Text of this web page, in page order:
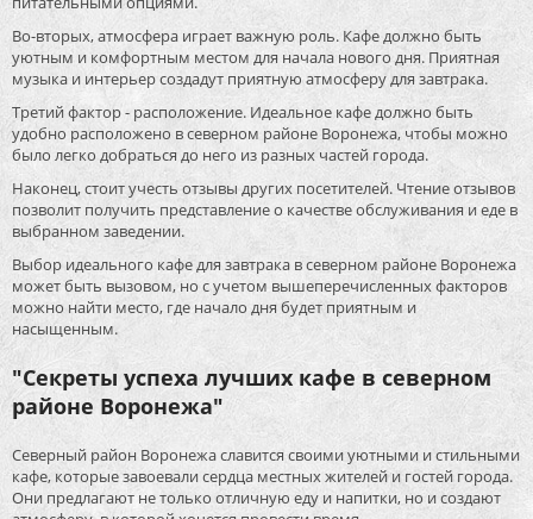
Во-вторых, атмосфера играет важную роль. Кафе должно быть
уютным и комфортным местом для начала нового дня. Приятная
музыка и интерьер создадут приятную атмосферу для завтрака.
Третий фактор - расположение. Идеальное кафе должно быть
удобно расположено в северном районе Воронежа, чтобы можно
было легко добраться до него из разных частей города.
Наконец, стоит учесть отзывы других посетителей. Чтение отзывов
позволит получить представление о качестве обслуживания и еде в
выбранном заведении.
Выбор идеального кафе для завтрака в северном районе Воронежа
может быть вызовом, но с учетом вышеперечисленных факторов
можно найти место, где начало дня будет приятным и
насыщенным.
"Секреты успеха лучших кафе в северном
районе Воронежа"
Северный район Воронежа славится своими уютными и стильными
кафе, которые завоевали сердца местных жителей и гостей города.
Они предлагают не только отличную еду и напитки, но и создают